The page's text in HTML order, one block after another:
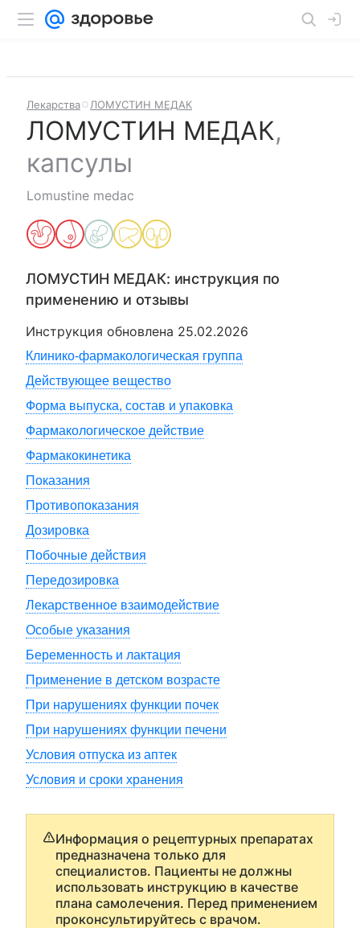
Лекарства ЛОМУСТИН МЕДАК
ЛОМУСТИН МЕДАК,
капсулы
Lomustine medac
ЛОМУСТИН МЕДАК: инструкция по
применению и отзывы
Инструкция обновлена 25.02.2026
Клинико-фармакологическая группа
Действующее вещество
Форма выпуска, состав и упаковка
Фармакологическое действие
Фармакокинетика
Показания
Противопоказания
Дозировка
Побочные действия
Передозировка
Лекарственное взаимодействие
Особые указания
Беременность и лактация
Применение в детском возрасте
При нарушениях функции почек
При нарушениях функции печени
Условия отпуска из аптек
Условия и сроки хранения
Информация о рецептурных препаратах
предназначена только для
специалистов. Пациенты не должны
использовать инструкцию в качестве
плана самолечения. Перед применением
проконсультируйтесь с врачом.